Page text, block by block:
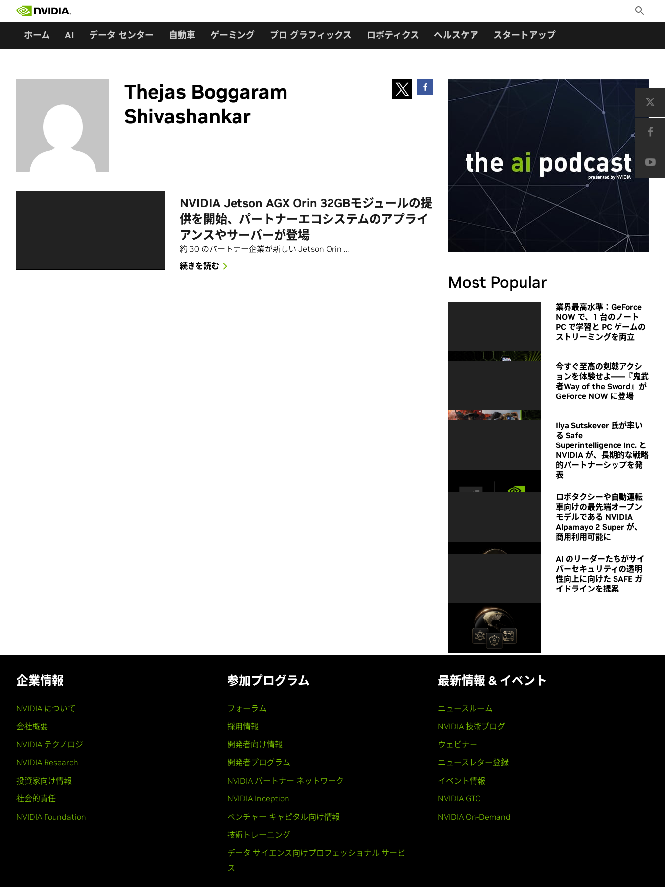
Toggle
Search
ホーム AI データ センター 自動車 ゲーミング プロ グラフィックス ロボティクス ヘルスケア スタートアップ
Thejas Boggaram
Shivashankar
NVIDIA Jetson AGX Orin 32GBモジュールの提
供を開始、パートナーエコシステムのアプライ
アンスやサーバーが登場
約 30 のパートナー企業が新しい Jetson Orin …
続きを読む
Most Popular
業界最高水準：GeForce
NOW で、1 台のノート
PC で学習と PC ゲームの
ストリーミングを両立
今すぐ至高の剣戟アクシ
ョンを体験せよ――『鬼武
者Way of the Sword』が
GeForce NOW に登場
Ilya Sutskever 氏が率い
る Safe
Superintelligence Inc. と
NVIDIA が、長期的な戦略
的パートナーシップを発
表
ロボタクシーや自動運転
車向けの最先端オープン
モデルである NVIDIA
Alpamayo 2 Super が、
商用利用可能に
AI のリーダーたちがサイ
バーセキュリティの透明
性向上に向けた SAFE ガ
イドラインを提案
企業情報
NVIDIA について
会社概要
NVIDIA テクノロジ
NVIDIA Research
投資家向け情報
社会的責任
NVIDIA Foundation
参加プログラム
フォーラム
採用情報
開発者向け情報
開発者プログラム
NVIDIA パートナー ネットワーク
NVIDIA Inception
ベンチャー キャピタル向け情報
技術トレーニング
データ サイエンス向けプロフェッショナル サービ
ス
最新情報 & イベント
ニュースルーム
NVIDIA 技術ブログ
ウェビナー
ニュースレター登録
イベント情報
NVIDIA GTC
NVIDIA On-Demand